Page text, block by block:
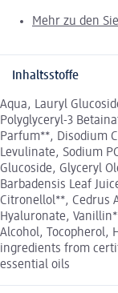
Mehr zu den
Inhaltsstoffe
Aqua, Lauryl
Polyglyceryl-3
Parfum**, Disodium
Levulinate, Sodium
Glucoside, Glyceryl
Barbadensis Leaf
Citronellol**, Cedrus
Hyaluronate,
Alcohol, Tocopherol,
ingredients from
essential oils